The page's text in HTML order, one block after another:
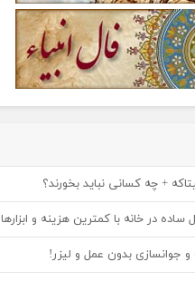
+ چه کسانی نباید بخورند؟
در خانه با کمترین هزینه و
جوانسازی بدون عمل و لیزر!